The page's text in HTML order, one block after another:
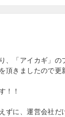
、「アイカギ」
頂きましたので更
！！
ずに、運営会社だ